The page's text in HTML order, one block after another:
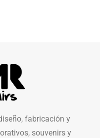
fabricación y
souvenirs y